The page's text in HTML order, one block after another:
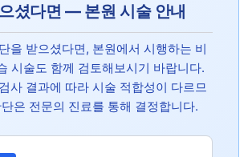
셨다면 — 본원 시술 안내
을 받으셨다면, 본원에서 시행하는 비
시술도 함께 검토해보시기 바랍니다.
사 결과에 따라 시술 적합성이 다르므
은 전문의 진료를 통해 결정합니다.